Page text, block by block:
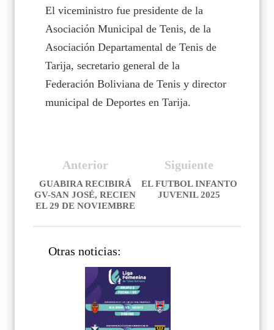
El viceministro fue presidente de la
Asociación Municipal de Tenis, de la
Asociación Departamental de Tenis de
Tarija, secretario general de la
Federación Boliviana de Tenis y director
municipal de Deportes en Tarija.
Siguiente
EL FUTBOL INFANTO
JUVENIL 2025
Anterior
GUABIRA RECIBIRÁ
GV-SAN JOSÉ, RECIEN
EL 29 DE NOVIEMBRE
Otras noticias: